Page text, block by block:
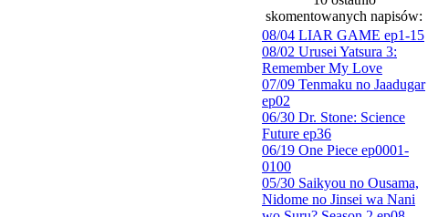
skomentowanych napisów:
08/04 LIAR GAME ep1-15
08/02 Urusei Yatsura 3:
Remember My Love
07/09 Tenmaku no Jaadugar
ep02
06/30 Dr. Stone: Science
Future ep36
06/19 One Piece ep0001-
0100
05/30 Saikyou no Ousama,
Nidome no Jinsei wa Nani